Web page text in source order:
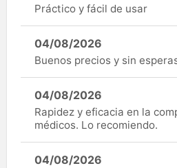
Práctico y fácil de usar
04/08/2026
Buenos precios y sin
04/08/2026
Rapidez y eficacia en la
médicos. Lo recomiendo.
04/08/2026